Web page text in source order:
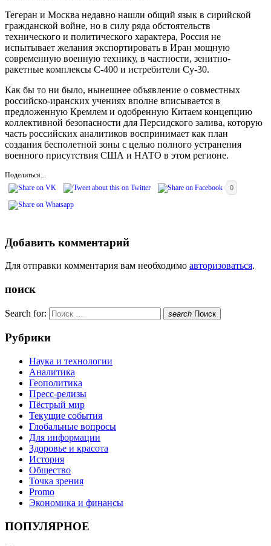
Тегеран и Москва недавно нашли общий язык в сирийской
гражданской войне, но в силу ряда обстоятельств
технического и политического характера, Россия не
испытывает желания экспортировать в Иран мощную
современную военную технику, в частности, зенитно-
ракетные комплексы С-400 и истребители Су-30.
Как бы то ни было, нынешнее объявление о совместных
российско-иранских учениях вполне вписывается в
предложенную Кремлем и одобренную Китаем концепцию
коллективной безопасности для Персидского залива, которую
часть российских аналитиков воспринимает как план
создания бесполетной зоны с целью полного устранения
военного присутствия США и НАТО в этом регионе.
Поделиться...
0
Добавить комментарий
Для отправки комментария вам необходимо авторизоваться.
поиск
Search for: search Поиск
Рубрики
Наука и технологии
Аналитика
Геополитика
Пресс-релизы
Пёстрый мир
Текущие события
Глобальные вопросы
Для информации
Здоровье и красота
История
Общество
Точка зрения
Promo
Экономика и финансы
ПОПУЛЯРНОЕ